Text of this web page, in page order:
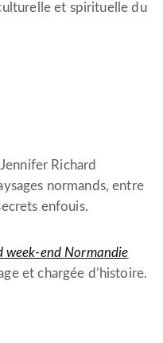
et spirituelle du
Richard
normands, entre
enfouis.
week-end Normandie
et chargée d’histoire.